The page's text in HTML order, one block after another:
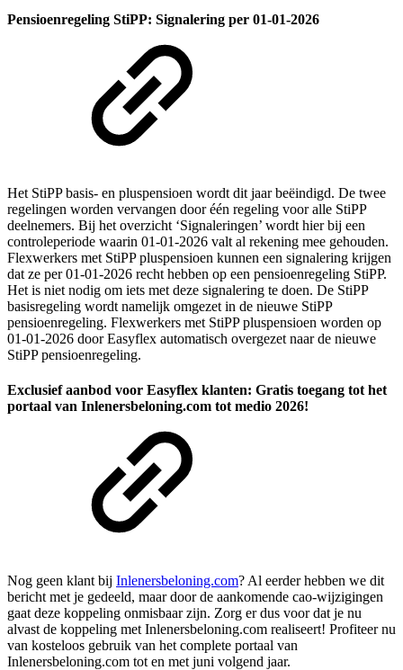
Pensioenregeling StiPP: Signalering per 01-01-2026
Het StiPP basis- en pluspensioen wordt dit jaar beëindigd. De twee
regelingen worden vervangen door één regeling voor alle StiPP
deelnemers. Bij het overzicht ‘Signaleringen’ wordt hier bij een
controleperiode waarin 01-01-2026 valt al rekening mee gehouden.
Flexwerkers met StiPP pluspensioen kunnen een signalering krijgen
dat ze per 01-01-2026 recht hebben op een pensioenregeling StiPP.
Het is niet nodig om iets met deze signalering te doen. De StiPP
basisregeling wordt namelijk omgezet in de nieuwe StiPP
pensioenregeling. Flexwerkers met StiPP pluspensioen worden op
01-01-2026 door Easyflex automatisch overgezet naar de nieuwe
StiPP pensioenregeling.
Exclusief aanbod voor Easyflex klanten: Gratis toegang tot het
portaal van Inlenersbeloning.com tot medio 2026!
Nog geen klant bij Inlenersbeloning.com? Al eerder hebben we dit
bericht met je gedeeld, maar door de aankomende cao-wijzigingen
gaat deze koppeling onmisbaar zijn. Zorg er dus voor dat je nu
alvast de koppeling met Inlenersbeloning.com realiseert! Profiteer nu
van kosteloos gebruik van het complete portaal van
Inlenersbeloning.com tot en met juni volgend jaar.